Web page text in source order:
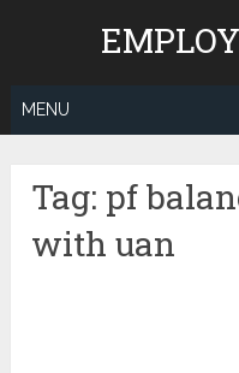
MENU
Tag: pf
with uan